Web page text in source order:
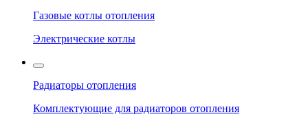
Газовые котлы отопления
Электрические котлы
Радиаторы отопления
Комплектующие для радиаторов отопления